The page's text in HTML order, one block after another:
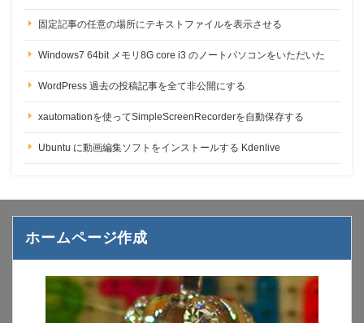
固定記事の任意の場所にテキストファイルを表示させる
Windows7 64bit メモリ8G core i3 のノートパソコンをいただいた
WordPress 過去の投稿記事を全て非公開にする
xautomationを使ってSimpleScreenRecorderを自動保存する
Ubuntu に動画編集ソフトをインストールする Kdenlive
ホームページ作成